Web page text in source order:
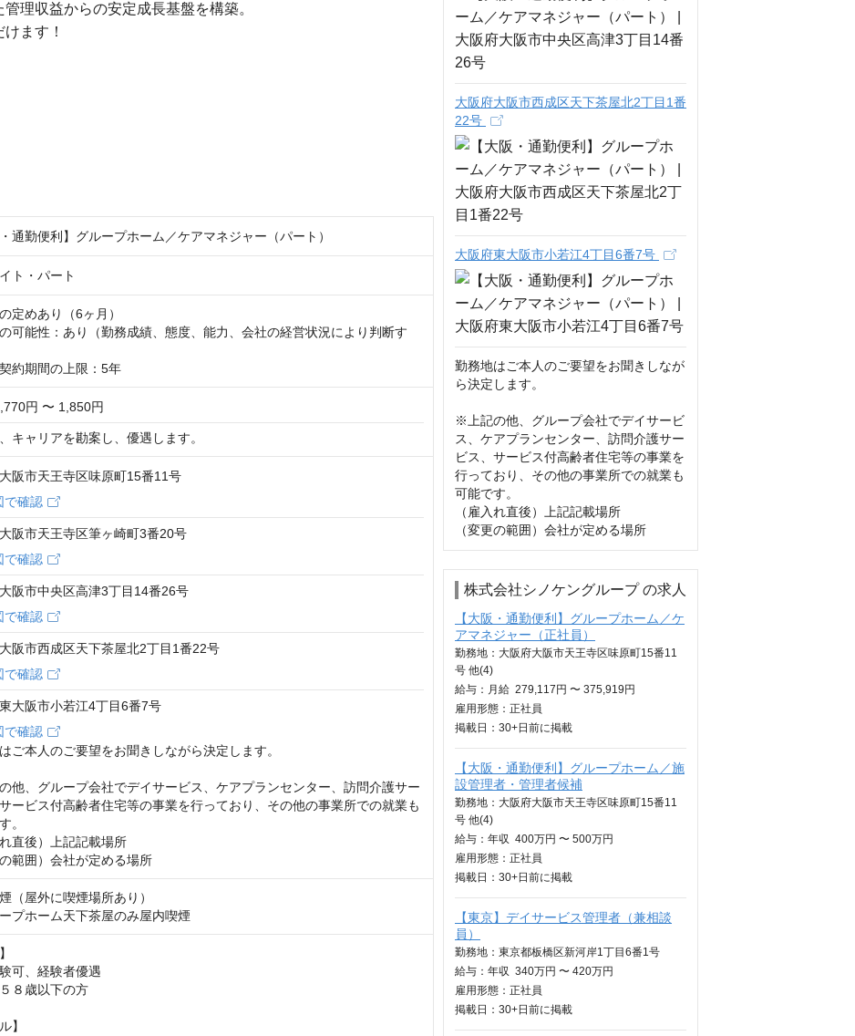
理収益からの安定成長基盤を構築。
ます！
・通勤便利】グループホーム／ケアマネジャー（パート）
ト・パート
定めあり（6ヶ月）
の可能性：あり（勤務成績、態度、能力、会社の経営状況により判断す
契約期間の上限：5年
円 〜 1,850円
キャリアを勘案し、優遇します。
阪市天王寺区味原町15番11号
で確認
阪市天王寺区筆ヶ崎町3番20号
で確認
阪市中央区高津3丁目14番26号
で確認
阪市西成区天下茶屋北2丁目1番22号
で確認
大阪市小若江4丁目6番7号
で確認
ご本人のご要望をお聞きしながら決定します。
他、グループ会社でデイサービス、ケアプランセンター、訪問介護サー
ービス付高齢者住宅等の事業を行っており、その他の事業所での就業も
。
れ直後）上記記載場所
の範囲）会社が定める場所
（屋外に喫煙場所あり）
プホーム天下茶屋のみ屋内喫煙
可、経験者優遇
８歳以下の方
】
大阪府大阪市西成区天下茶屋北2丁目1番
22号
大阪府東大阪市小若江4丁目6番7号
勤務地はご本人のご要望をお聞きしなが
ら決定します。
※上記の他、グループ会社でデイサービ
ス、ケアプランセンター、訪問介護サー
ビス、サービス付高齢者住宅等の事業を
行っており、その他の事業所での就業も
可能です。
（雇入れ直後）上記記載場所
（変更の範囲）会社が定める場所
株式会社シノケングループ の求人
【大阪・通勤便利】グループホーム／ケ
アマネジャー（正社員）
勤務地：大阪府大阪市天王寺区味原町15番11
号 他(4)
給与： 月給 279,117円 〜 375,919円
雇用形態：正社員
掲載日： 30+日 前に掲載
【大阪・通勤便利】グループホーム／施
設管理者・管理者候補
勤務地：大阪府大阪市天王寺区味原町15番11
号 他(4)
給与： 年収 400万円 〜 500万円
雇用形態：正社員
掲載日： 30+日 前に掲載
【東京】デイサービス管理者（兼相談
員）
勤務地：東京都板橋区新河岸1丁目6番1号
給与： 年収 340万円 〜 420万円
雇用形態：正社員
掲載日： 30+日 前に掲載